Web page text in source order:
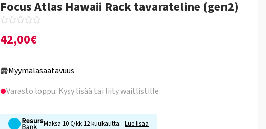
Focus Atlas Hawaii Rack tavarateline (gen2)
42,00€
Myymäläsaatavuus
Varasto loppu. Kysy lisää tai liity waitlistille
Maksa 10 €/kk 12 kuukautta. Lue lisää